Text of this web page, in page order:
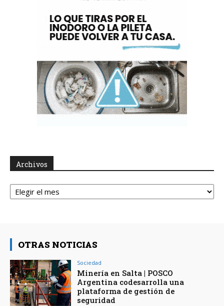
Archivos
Archivos
OTRAS NOTICIAS
Sociedad
Minería en Salta | POSCO
Argentina codesarrolla una
plataforma de gestión de
seguridad